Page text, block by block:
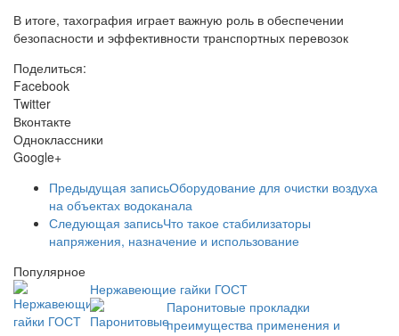
В итоге, тахография играет важную роль в обеспечении
безопасности и эффективности транспортных перевозок
Поделиться:
Facebook
Twitter
Вконтакте
Одноклассники
Google+
Предыдущая записьОборудование для очистки воздуха
на объектах водоканала
Следующая записьЧто такое стабилизаторы
напряжения, назначение и использование
Популярное
Нержавеющие гайки ГОСТ
Паронитовые прокладки
преимущества применения и